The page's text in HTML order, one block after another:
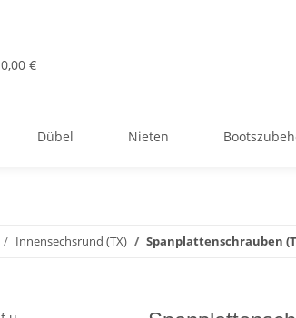
0,00 €
Dübel Nieten
Innensechsrund (TX) Spanplattenschrauben